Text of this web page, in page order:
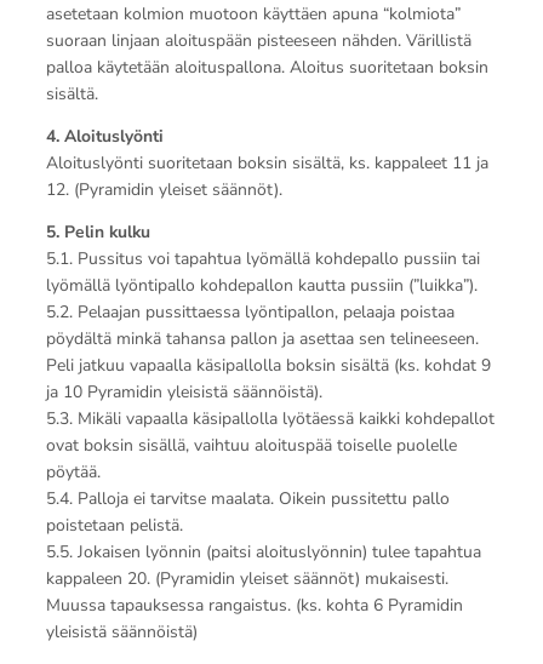
asetetaan kolmion muotoon käyttäen apuna “kolmiota”
suoraan linjaan aloituspään pisteeseen nähden. Värillistä
palloa käytetään aloituspallona. Aloitus suoritetaan boksin
sisältä.
4. Aloituslyönti
Aloituslyönti suoritetaan boksin sisältä, ks. kappaleet 11 ja
12. (Pyramidin yleiset säännöt).
5. Pelin kulku
5.1. Pussitus voi tapahtua lyömällä kohdepallo pussiin tai
lyömällä lyöntipallo kohdepallon kautta pussiin (”luikka”).
5.2. Pelaajan pussittaessa lyöntipallon, pelaaja poistaa
pöydältä minkä tahansa pallon ja asettaa sen telineeseen.
Peli jatkuu vapaalla käsipallolla boksin sisältä (ks. kohdat 9
ja 10 Pyramidin yleisistä säännöistä).
5.3. Mikäli vapaalla käsipallolla lyötäessä kaikki kohdepallot
ovat boksin sisällä, vaihtuu aloituspää toiselle puolelle
pöytää.
5.4. Palloja ei tarvitse maalata. Oikein pussitettu pallo
poistetaan pelistä.
5.5. Jokaisen lyönnin (paitsi aloituslyönnin) tulee tapahtua
kappaleen 20. (Pyramidin yleiset säännöt) mukaisesti.
Muussa tapauksessa rangaistus. (ks. kohta 6 Pyramidin
yleisistä säännöistä)